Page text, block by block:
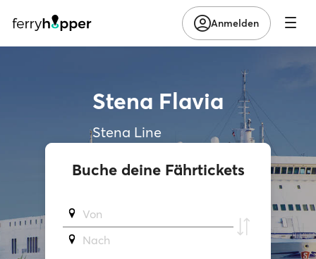
Anmelden
Stena Flavia
Stena Line
Buche deine Fährtickets
Von
Νach